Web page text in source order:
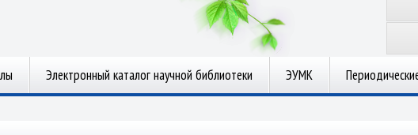
Электронный каталог научной библиотеки ЭУМК